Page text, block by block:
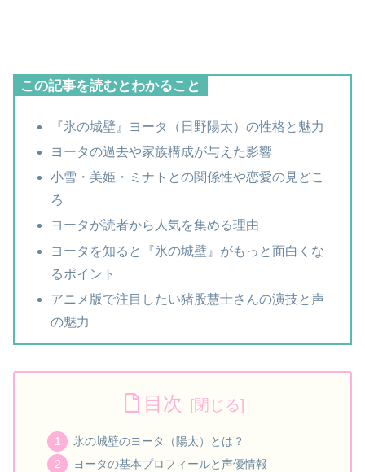
この記事を読むとわかること
『氷の城壁』ヨータ（日野陽太）の性格と魅力
ヨータの過去や家族構成が与えた影響
小雪・美姫・ミナトとの関係性や恋愛の見どこ
ろ
ヨータが読者から人気を集める理由
ヨータを知ると『氷の城壁』がもっと面白くな
るポイント
アニメ版で注目したい猪股慧士さんの演技と声
の魅力
目次
氷の城壁のヨータ（陽太）とは？
ヨータの基本プロフィールと声優情報